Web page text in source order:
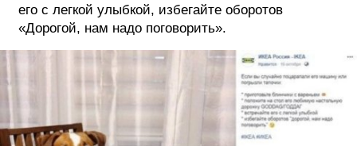
его с легкой улыбкой, избегайте оборотов
«Дорогой, нам надо поговорить».
О ПРОЕКТЕ
РЕКЛАМА
КОНТАКТЫ